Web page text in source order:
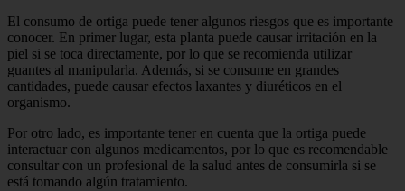
El consumo de ortiga puede tener algunos riesgos que es importante
conocer. En primer lugar, esta planta puede causar irritación en la
piel si se toca directamente, por lo que se recomienda utilizar
guantes al manipularla. Además, si se consume en grandes
cantidades, puede causar efectos laxantes y diuréticos en el
organismo.
Por otro lado, es importante tener en cuenta que la ortiga puede
interactuar con algunos medicamentos, por lo que es recomendable
consultar con un profesional de la salud antes de consumirla si se
está tomando algún tratamiento.